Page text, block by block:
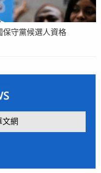
保守黨候選人資格
文網